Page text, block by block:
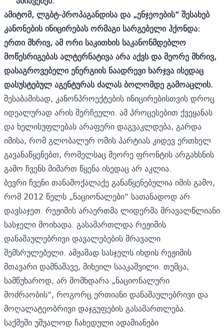
ამიტომ, ლგბტ-პროპაგანდისა და „ენჯეოების“ შესახებ
კანონების ინიცირებას ორმაგი სარგებელი ჰქონდა:
ერთი მხრივ, ამ ორი საკითხის საკანონმდებლო
მოწესრიგებას ალტერნატივა არა აქვს და მეორე მხრივ,
დასაგროვებელი ენერგიის ნაადრევი ხარჯვა ისედაც
დასუსტებულ აგენტურას ძალას ბოლომდე გამოაცლის.
შესაბამისად, კანონპროექტების ინიცირებისთვის დროც
იდეალურად არის შერჩეული. ამ პროცესებით ქვეყანას
და ხელისუფლებას არაფერი დაგვაკლდება, გარდა
იმისა, რომ გლობალურ ომის პარტიას კიდევ ერთხელ
გავანაწყენებთ, რომელსაც მეორე ფრონტის არგახსნის
გამო ჩვენს მიმართ წყენა ისედაც არ აკლია.
ბევრი ჩვენი თანამოქალაქე განაწყენებულია იმის გამო,
რომ 2012 წელს „ნაციონალები“ სათანადოდ არ
დავსაჯეთ. რეჟიმის არაერთმა ლიდერმა მრავალწლიანი
სასჯელი მოიხადა. გასამართლდა რეჟიმის
დანაშაულებრივი დავალებების მრავალი
შემსრულებელი. ამჟამად სასჯელს იხდის რეჟიმის
მთავარი დამნაშავე, მიხეილ სააკაშვილი. თუმცა,
სამწუხაროდ, არ მომხდარა „ნაციონალური
მოძრაობის“, როგორც ერთიანი დანაშაულებრივი და
მოღალატეობრივი დაჯგუფების გასამართლება.
საქმეში უშუალოდ ჩახედული ადამიანები